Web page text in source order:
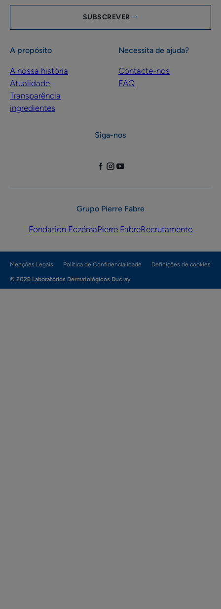
SUBSCREVER
A propósito
A nossa história
Atualidade
Transparência
ingredientes
Necessita de ajuda?
Contacte-nos
FAQ
Siga-nos
Grupo Pierre Fabre
Fondation EczémaPierre FabreRecrutamento
Menções Legais Política de Confidencialidade Definições de cookies
© 2026 Laboratórios Dermatológicos Ducray